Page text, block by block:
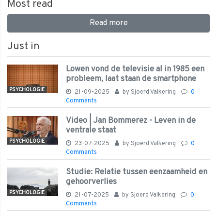
Most read
Read more
Just in
PSYCHOLOGIE
Lowen vond de televisie al in 1985 een
probleem, laat staan de smartphone
21-09-2025 by Sjoerd Valkering
0
Comments
PSYCHOLOGIE
Video | Jan Bommerez - Leven in de
ventrale staat
23-07-2025 by Sjoerd Valkering
0
Comments
PSYCHOLOGIE
Studie: Relatie tussen eenzaamheid en
gehoorverlies
21-07-2025 by Sjoerd Valkering
0
Comments